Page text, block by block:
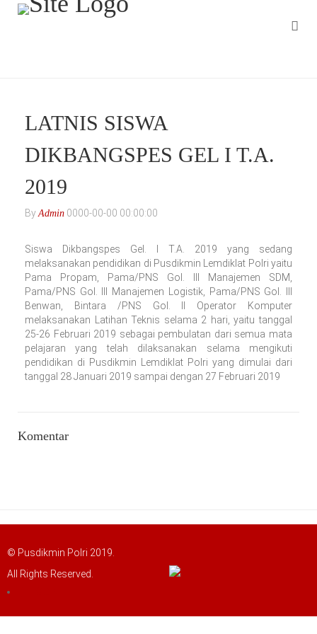
LATNIS SISWA
DIKBANGSPES GEL I T.A.
2019
By Admin 0000-00-00 00:00:00
Siswa Dikbangspes Gel. I T.A. 2019 yang sedang
melaksanakan pendidikan di Pusdikmin Lemdiklat Polri yaitu
Pama Propam, Pama/PNS Gol. III Manajemen SDM,
Pama/PNS Gol. III Manajemen Logistik, Pama/PNS Gol. III
Benwan, Bintara /PNS Gol. II Operator Komputer
melaksanakan Latihan Teknis selama 2 hari, yaitu tanggal
25-26 Februari 2019 sebagai pembulatan dari semua mata
pelajaran yang telah dilaksanakan selama mengikuti
pendidikan di Pusdikmin Lemdiklat Polri yang dimulai dari
tanggal 28 Januari 2019 sampai dengan 27 Februari 2019
Komentar
© Pusdikmin Polri 2019.
All Rights Reserved.